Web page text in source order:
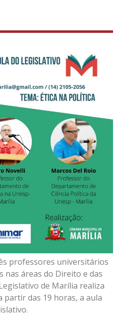
professores universitários
nas áreas do Direito e das
de Marília realiza
partir das 19 horas, a aula